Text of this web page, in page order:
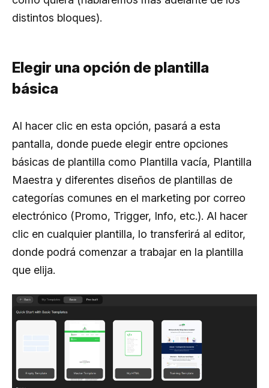
distintos bloques).
Elegir una opción de plantilla
básica
Al hacer clic en esta opción, pasará a esta
pantalla, donde puede elegir entre opciones
básicas de plantilla como Plantilla vacía, Plantilla
Maestra y diferentes diseños de plantillas de
categorías comunes en el marketing por correo
electrónico (Promo, Trigger, Info, etc.). Al hacer
clic en cualquier plantilla, lo transferirá al editor,
donde podrá comenzar a trabajar en la plantilla
que elija.